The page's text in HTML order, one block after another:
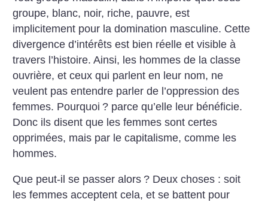
groupe, blanc, noir, riche, pauvre, est
implicitement pour la domination masculine. Cette
divergence d’intérêts est bien réelle et visible à
travers l’histoire. Ainsi, les hommes de la classe
ouvrière, et ceux qui parlent en leur nom, ne
veulent pas entendre parler de l’oppression des
femmes. Pourquoi ? parce qu’elle leur bénéficie.
Donc ils disent que les femmes sont certes
opprimées, mais par le capitalisme, comme les
hommes.
Que peut-il se passer alors ? Deux choses : soit
les femmes acceptent cela, et se battent pour